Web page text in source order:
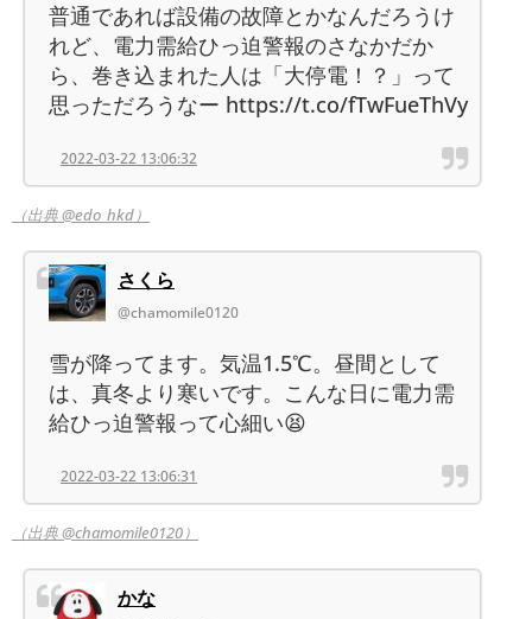
普通であれば設備の故障とかなんだろうけ
れど、電力需給ひっ迫警報のさなかだか
ら、巻き込まれた人は「大停電！？」って
思っただろうなー https://t.co/fTwFueThVy
2022-03-22 13:06:32
（出典 @edo_hkd）
さくら
@chamomile0120
雪が降ってます。気温1.5℃。昼間として
は、真冬より寒いです。こんな日に電力需
給ひっ迫警報って心細い😫
2022-03-22 13:06:31
（出典 @chamomile0120）
かな